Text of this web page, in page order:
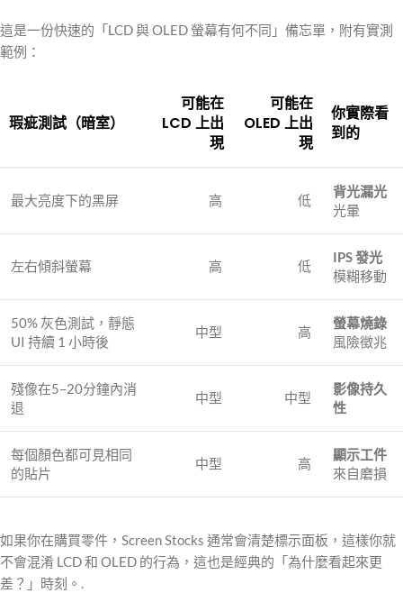
這是一份快速的「LCD 與 OLED 螢幕有何不同」備忘單，附有實測
範例：
瑕疵測試（暗室）
可能在
LCD 上出
現
可能在
OLED 上出
現
你實際看
到的
最大亮度下的黑屏 高 低
背光漏光
光暈
左右傾斜螢幕 高 低
IPS 發光
模糊移動
50% 灰色測試，靜態
UI 持續 1 小時後
中型 高
螢幕燒錄
風險徵兆
殘像在5–20分鐘內消
退
中型 中型
影像持久
性
每個顏色都可見相同
的貼片
中型 高
顯示工件
來自磨損
如果你在購買零件，Screen Stocks 通常會清楚標示面板，這樣你就
不會混淆 LCD 和 OLED 的行為，這也是經典的「為什麼看起來更
差？」時刻。.